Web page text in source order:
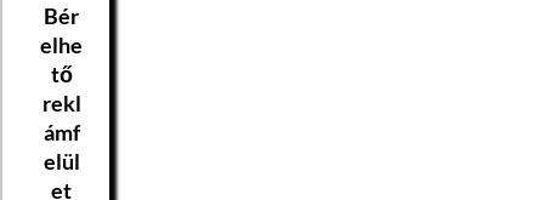
Bér
elhe
tő
rekl
ámf
elül
et